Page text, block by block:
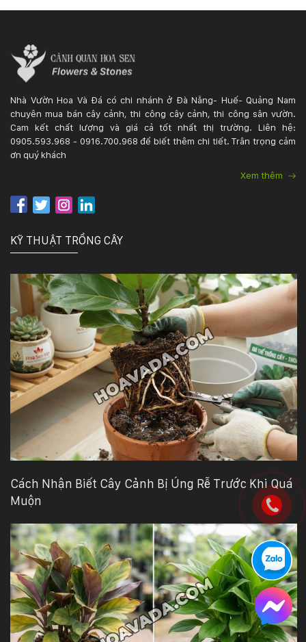
Nhà Vườn Hoa Và Đá có chi nhánh ở Đà Nẵng- Huế- Quảng Nam
chuyên mua bán cây cảnh, thi công cây cảnh, thi công sân vườn.
Cam kết chất lượng và giá cả tốt nhất thị trường. Liên hệ:
0905.593.968 - 0916.700.968 để biết thêm chi tiết. Trân trọng cảm
ơn quý khách
Xem thêm
KỸ THUẬT TRỒNG CÂY
Cách Nhận Biết Cây Cảnh Bị Úng Rễ Trước Khi Quá
Muộn